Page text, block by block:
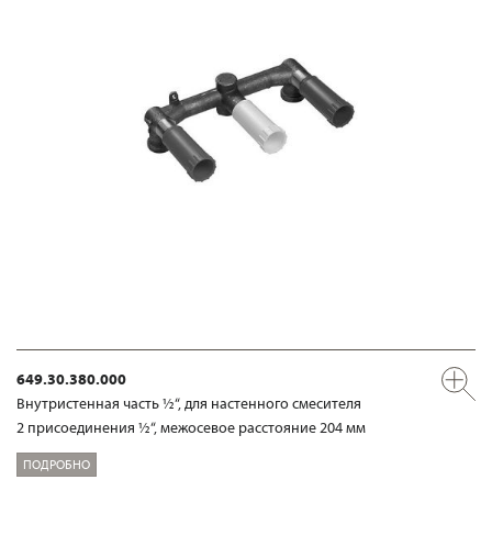
649.30.380.000
Внутристенная часть ½“, для настенного смесителя
2 присоединения ½“, межосевое расстояние 204 мм
ПОДРОБНО